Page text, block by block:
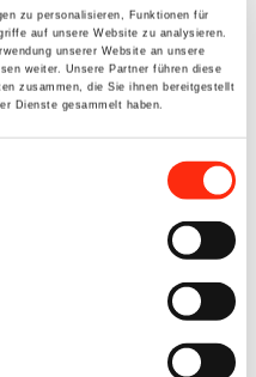
zu personalisieren, Funktionen für
auf unsere Website zu analysieren.
unserer Website an unsere
weiter. Unsere Partner führen diese
zusammen, die Sie ihnen bereitgestellt
Dienste gesammelt haben.
BECK Racing Team und
Erfolge und dem Spaß,
Unternehmen aus der
die es schaffen Ihre
GmbH).